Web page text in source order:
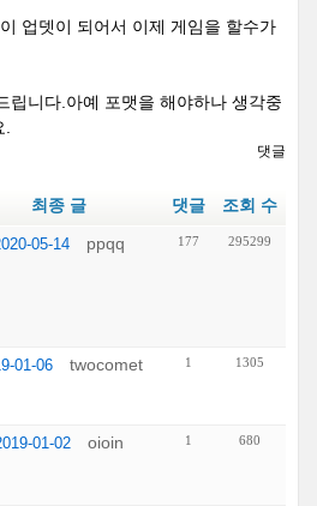
업뎃이 되어서 이제 게임을 할수가
립니다.아예 포맷을 해야하나 생각중
댓글
최종 글 댓글
조회 수
05-14 ppqq 177 295299
01-06 twocomet 1 1305
01-02 oioin 1 680